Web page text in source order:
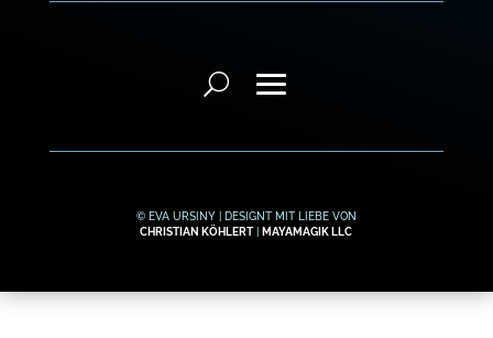
© EVA URSINY | DESIGNT MIT LIEBE VON
CHRISTIAN KÖHLERT
MAYAMAGIK LLC